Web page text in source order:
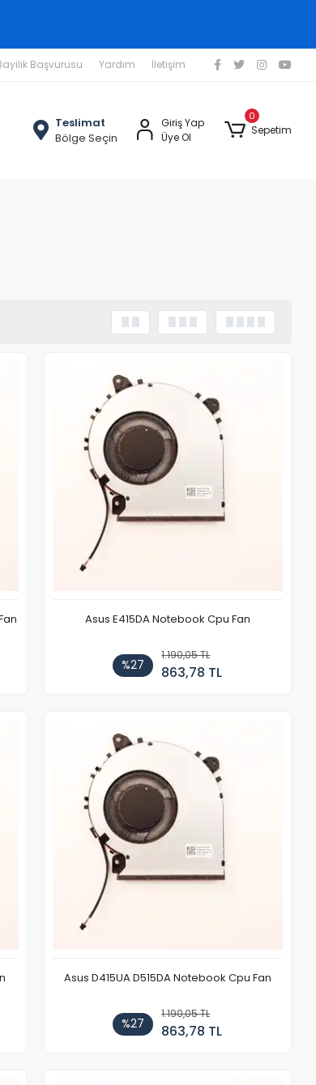
Başvurusu Yardım İletişim
Teslimat
Bölge Seçin
Giriş Yap
Üye Ol
0
Sepetim
Asus E415DA Notebook Cpu Fan
%27
1.190,05 TL
863,78 TL
Asus D415UA D515DA Notebook Cpu Fan
%27
1.190,05 TL
863,78 TL